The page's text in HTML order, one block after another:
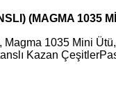
(MAGMA 1035
1035 Mini
Kazan